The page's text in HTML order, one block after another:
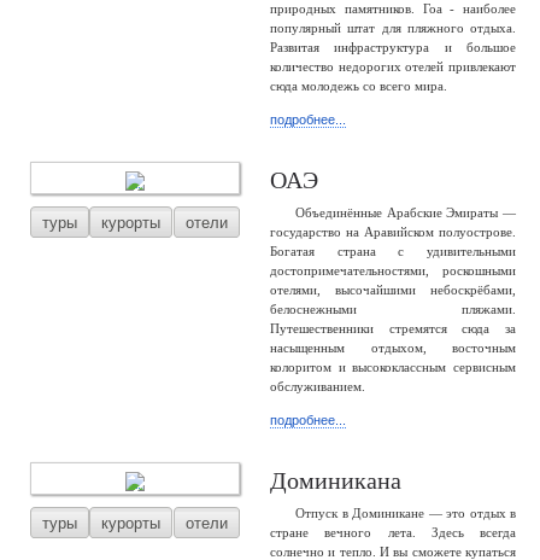
природных памятников. Гоа - наиболее
популярный штат для пляжного отдыха.
Развитая инфраструктура и большое
количество недорогих отелей привлекают
сюда молодежь со всего мира.
подробнее...
туры курорты отели
ОАЭ
Объединённые Арабские Эмираты —
государство на Аравийском полуострове.
Богатая страна с удивительными
достопримечательностями, роскошными
отелями, высочайшими небоскрёбами,
белоснежными пляжами.
Путешественники стремятся сюда за
насыщенным отдыхом, восточным
колоритом и высококлассным сервисным
обслуживанием.
подробнее...
туры курорты отели
Доминикана
Отпуск в Доминикане — это отдых в
стране вечного лета. Здесь всегда
солнечно и тепло. И вы сможете купаться